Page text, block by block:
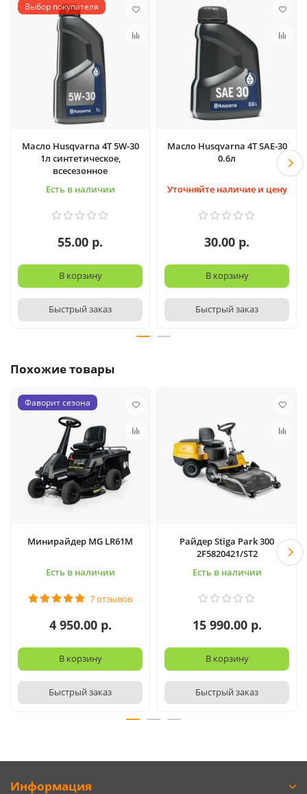
Выбор покупателя
Масло Husqvarna 4T 5W-30
1л синтетическое,
всесезонное
Есть в наличии
55.00 р.
В корзину
Быстрый заказ
Масло Husqvarna 4T SAE-30
0.6л
Уточняйте наличие и цену
30.00 р.
В корзину
Быстрый заказ
Похожие товары
Фаворит сезона
Минирайдер MG LR61M
Есть в наличии
7 отзывов
4 950.00 р.
В корзину
Быстрый заказ
Райдер Stiga Park 300
2F5820421/ST2
Есть в наличии
15 990.00 р.
В корзину
Быстрый заказ
Информация